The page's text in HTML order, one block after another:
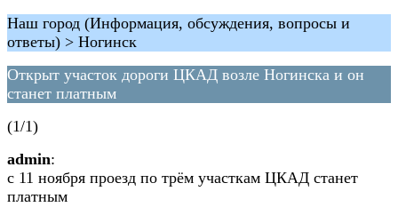
Наш город (Информация, обсуждения, вопросы и
ответы) > Ногинск
Открыт участок дороги ЦКАД возле Ногинска и он
станет платным
(1/1)
admin:
с 11 ноября проезд по трём участкам ЦКАД станет
платным